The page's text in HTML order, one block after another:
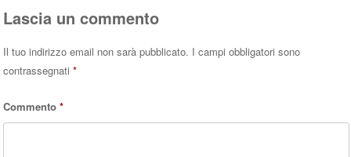
Lascia un commento
Il tuo indirizzo email non sarà pubblicato. I campi obbligatori sono
contrassegnati*
Commento*